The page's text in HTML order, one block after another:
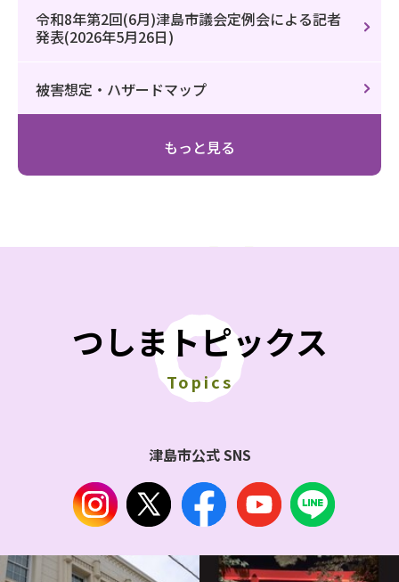
令和8年第2回(6月)津島市議会定例会による記者
発表(2026年5月26日)
被害想定・ハザードマップ
もっと見る
つしまトピックス
Topics
津島市公式 SNS